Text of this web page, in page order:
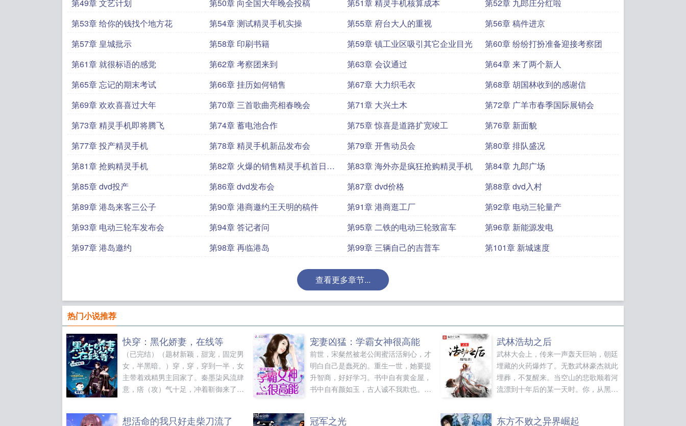
第49章 文艺计划
第50章 向全国大年晚会投稿 第51章 精灵手机核算成本
第52章 九郎庄分红啦
第53章 给你的钱找个地方花
第54章 测试精灵手机实操 第55章 府台大人的重视
第56章 稿件进京
第57章 皇城批示
第58章 印刷书籍 第59章 镇工业区吸引其它企业目光
第60章 纷纷打扮准备迎接考察团
第61章 就很标语的感觉
第62章 考察团来到 第63章 会议通过
第64章 来了两个新人
第65章 忘记的期末考试
第66章 挂历如何销售 第67章 大力织毛衣
第68章 胡国林收到的感谢信
第69章 欢欢喜喜过大年
第70章 三首歌曲亮相春晚会 第71章 大兴土木
第72章 广羊市春季国际展销会
第73章 精灵手机即将腾飞
第74章 蓄电池合作 第75章 惊喜是道路扩宽竣工
第76章 新面貌
第77章 投产精灵手机
第78章 精灵手机新品发布会 第79章 开售动员会
第80章 排队盛况
第81章 抢购精灵手机
第82章 火爆的销售精灵手机首日售
罄
第83章 海外亦是疯狂抢购精灵手机
第84章 九郎广场
第85章 dvd投产
第86章 dvd发布会 第87章 dvd价格
第88章 dvd入村
第89章 港岛来客三公子
第90章 港商邀约王天明的稿件 第91章 港商逛工厂
第92章 电动三轮量产
第93章 电动三轮车发布会
第94章 答记者问 第95章 二铁的电动三轮致富车
第96章 新能源发电
第97章 港岛邀约
第98章 再临港岛 第99章 三辆自己的吉普车 第101章 新城速度
查看更多章节...
热门小说推荐
快穿：黑化娇妻，在线等
（已完结）（题材新颖，甜宠，固定男
女，半黑暗。）穿，穿，穿到一半，女
主带着戏精男主回家了。秦墨柒风流肆
意，痞（攻）气十足，冲着靳御来了个
宠妻凶猛：学霸女神很高能
前世，宋粲然被老公闺蜜活活剜心，才
明白自己是蠢死的。重生一世，她要提
升智商，好好学习。书中自有黄金屋，
书中自有颜如玉，古人诚不我欺也。她
可是这颜如玉似乎有哪里不对？夜黑风
武林浩劫之后
武林大会上，传来一声轰天巨响，朝廷
埋藏的火药爆炸了。无数武林豪杰就此
埋葬，不复醒来。当空山的悲歌顺着河
流漂到十年后的某一天时。你，从黑暗
林浩劫之后，别忘记分享给朋友...
想活命的我只好走柴刀流了 冠军之光 东方不败之异界崛起